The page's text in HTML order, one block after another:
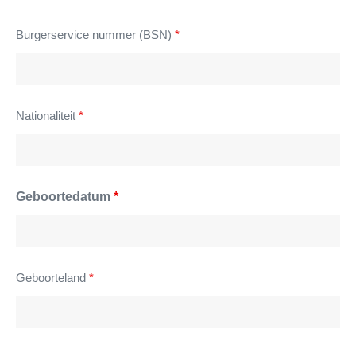
Burgerservice nummer (BSN) *
Nationaliteit *
Geboortedatum *
Geboorteland *